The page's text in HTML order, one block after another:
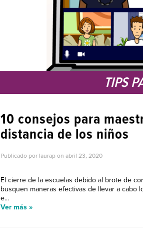
TIPS
10 consejos para
distancia de los niños
Publicado por laurap on abril 23, 2020
El cierre de la escuelas debido al brote de
busquen maneras efectivas de llevar a cabo
e...
Ver más »